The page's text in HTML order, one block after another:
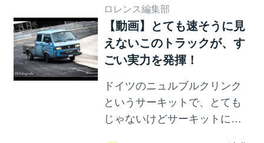
型ティグアンは発売と同時に
ＥＵ諸国で大人気となり、新
しく登場した「Ｒライン」の
追加でさらに人気に拍車がか
ョーの取材を兼ねて立ち寄っ
たドイツにてティグアン1.4
TSI(125ps/200Nm)と
ロレンス編集部
【動画】とても速そうに見
えないこのトラックが、す
ごい実力を発揮！
ドイツのニュルブルクリンク
というサーキットで、とても
じゃないけどサーキットに似